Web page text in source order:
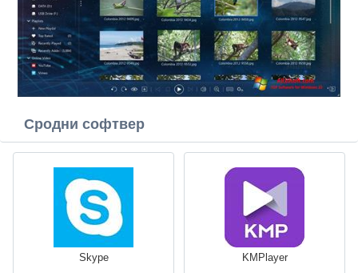
Сродни софтвер
Skype KMPlayer